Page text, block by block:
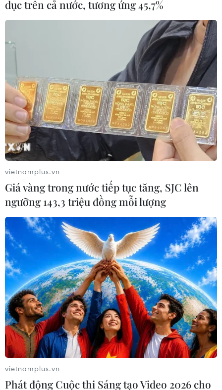
Bốn tuyệt chiêu để mặc đồ da trở nên
mềm mại và nữ tính hơn
29/01/2015 01:50
Da là chất liệu thường được sử dụng rất nhiều vào mùa
đông, là chất liệu mang phong cách khá bụi bặm. Tuy
nhiên, nếu phối với áo len, set đồ da sẽ được làm cho
mềm mại và nữ tính hơn.
dục trên cả nước, tương ứng 45,7%
vietnamplus.vn
Giá vàng trong nước tiếp tục tăng, SJC lên
ngưỡng 143,3 triệu đồng mỗi lượng
vietnamplus.vn
Phát động Cuộc thi Sáng tạo Video 2026 cho